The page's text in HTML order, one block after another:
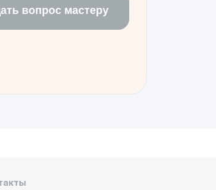
вопрос мастеру